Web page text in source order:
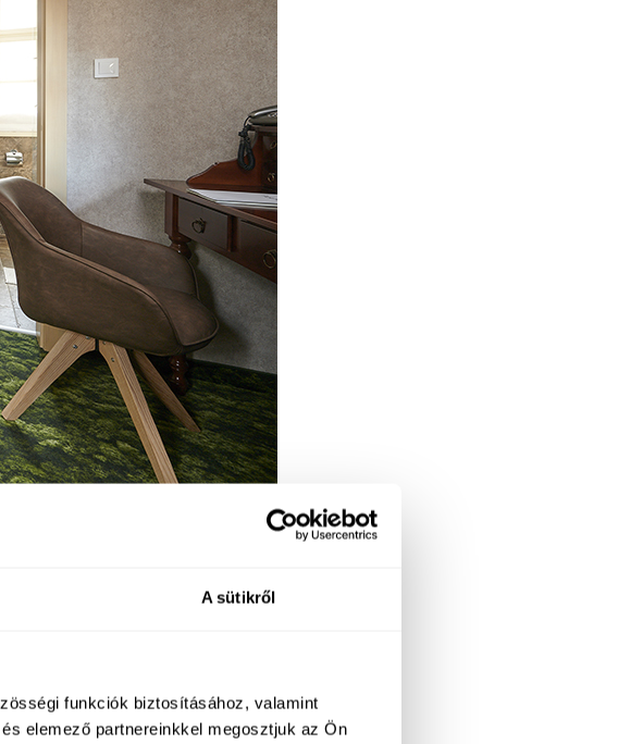
A sütikről
funkciók biztosításához, valamint
elemező partnereinkkel megosztjuk az Ön